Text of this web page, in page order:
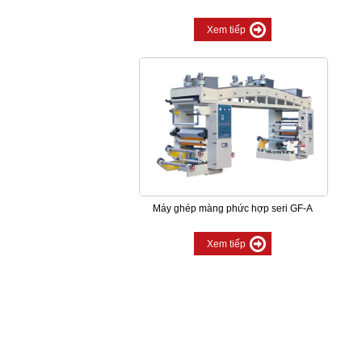
Xem tiếp
Máy ghép màng phức hợp seri GF-A
Xem tiếp